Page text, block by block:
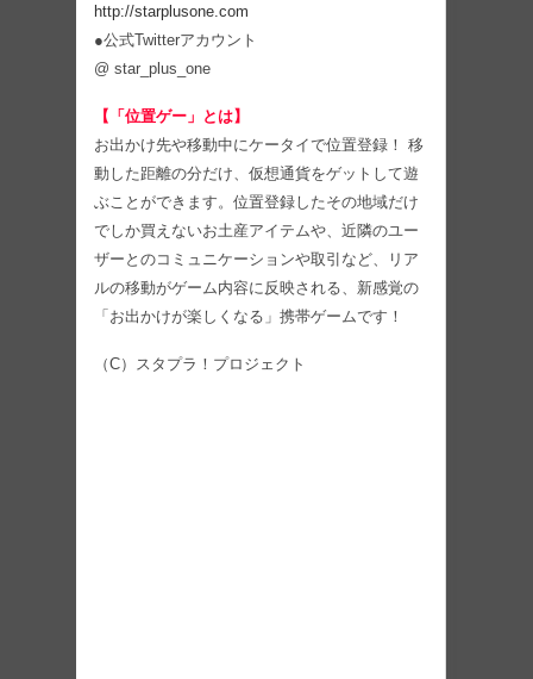
http://starplusone.com
●公式Twitterアカウント
@ star_plus_one
【「位置ゲー」とは】
お出かけ先や移動中にケータイで位置登録！ 移
動した距離の分だけ、仮想通貨をゲットして遊
ぶことができます。位置登録したその地域だけ
でしか買えないお土産アイテムや、近隣のユー
ザーとのコミュニケーションや取引など、リア
ルの移動がゲーム内容に反映される、新感覚の
「お出かけが楽しくなる」携帯ゲームです！
（C）スタプラ！プロジェクト